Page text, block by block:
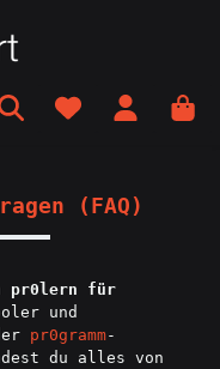
(FAQ)
pr0lern für
und
pr0gramm-
du alles von